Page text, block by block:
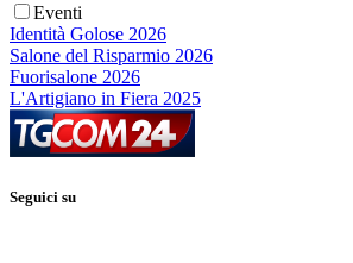
Eventi
Identità Golose 2026
Salone del Risparmio 2026
Fuorisalone 2026
L'Artigiano in Fiera 2025
Seguici su